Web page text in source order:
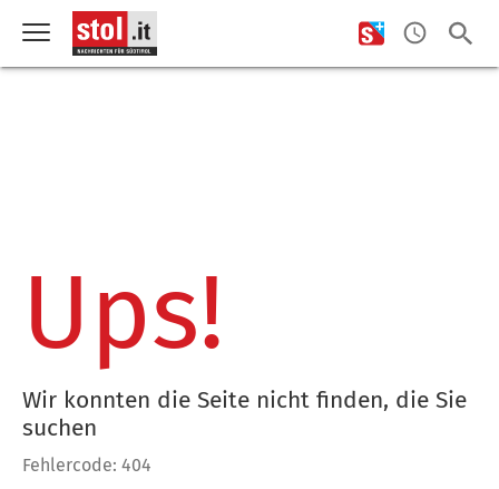
Ups!
Wir konnten die Seite nicht finden, die Sie
suchen
Fehlercode: 404